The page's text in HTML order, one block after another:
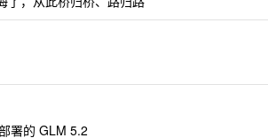
署的 GLM 5.2